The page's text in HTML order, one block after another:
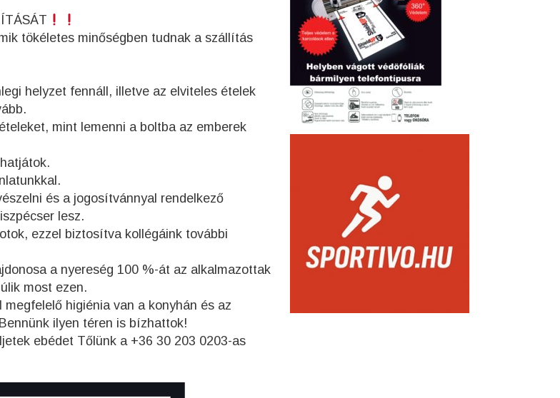
tökéletes minőségben tudnak a szállítás
helyzet fennáll, illetve az elviteles ételek
mint lemenni a boltba az emberek
és a jogosítvánnyal rendelkező
lesz.
ezzel biztosítva kollégáink további
a nyereség 100 %-át az alkalmazottak
most ezen.
higiénia van a konyhán és az
ilyen téren is bízhattok!
ebédet Tőlünk a +36 30 203 0203-as